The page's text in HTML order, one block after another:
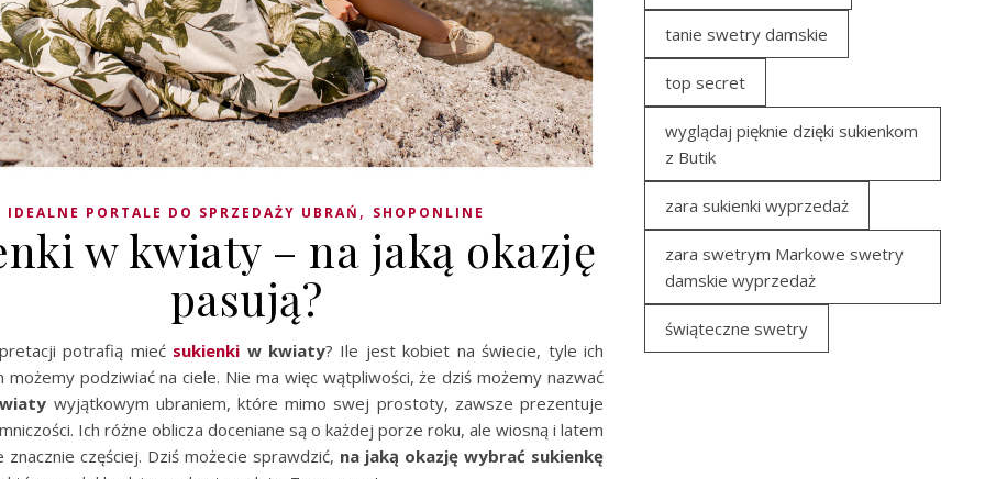
IDEALNE PORTALE DO SPRZEDAŻY UBRAŃ , SHOPONLINE
w kwiaty – na jaką okazję
pasują?
potrafią mieć sukienki w kwiaty? Ile jest kobiet na świecie, tyle ich
możemy podziwiać na ciele. Nie ma więc wątpliwości, że dziś możemy nazwać
wyjątkowym ubraniem, które mimo swej prostoty, zawsze prezentuje
Ich różne oblicza doceniane są o każdej porze roku, ale wiosną i latem
znacznie częściej. Dziś możecie sprawdzić, na jaką okazję wybrać sukienkę
tanie swetry damskie
top secret
wyglądaj pięknie dzięki sukienkom
z Butik
zara sukienki wyprzedaż
zara swetrym Markowe swetry
damskie wyprzedaż
świąteczne swetry